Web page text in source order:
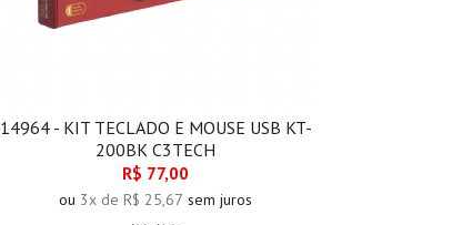
14964 - KIT TECLADO E MOUSE USB KT-
200BK C3TECH
R$ 77,00
ou 3x de R$ 25,67 sem juros